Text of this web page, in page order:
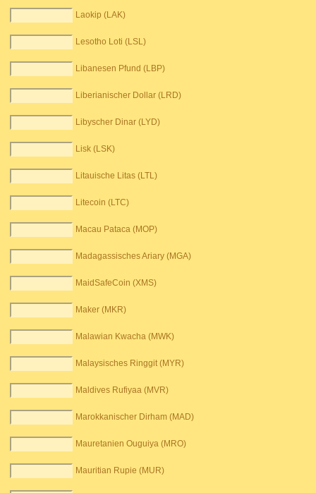
Laokip (LAK)
Lesotho Loti (LSL)
Libanesen Pfund (LBP)
Liberianischer Dollar (LRD)
Libyscher Dinar (LYD)
Lisk (LSK)
Litauische Litas (LTL)
Litecoin (LTC)
Macau Pataca (MOP)
Madagassisches Ariary (MGA)
MaidSafeCoin (XMS)
Maker (MKR)
Malawian Kwacha (MWK)
Malaysisches Ringgit (MYR)
Maldives Rufiyaa (MVR)
Marokkanischer Dirham (MAD)
Mauretanien Ouguiya (MRO)
Mauritian Rupie (MUR)